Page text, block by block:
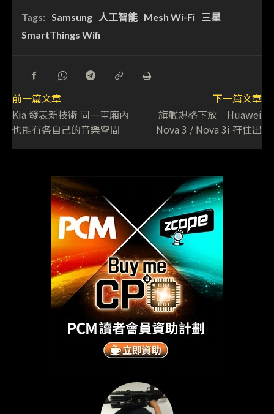
Tags: Samsung 人工智能 Mesh Wi-Fi 三星
SmartThings Wifi
前一篇文章
Kia 發表新技術 同一車廂內
也能有各自己的音樂空間
下一篇文章
旗艦規格下放 Huawei
Nova 3 / Nova 3i 孖住出